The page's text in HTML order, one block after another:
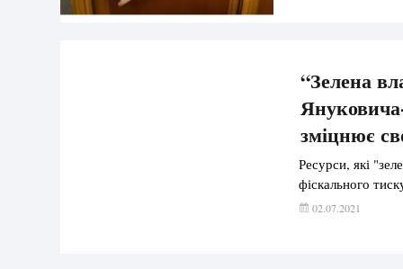
“Зелена
зміцнює
Ресурси, які
фіскального
02.07.2021